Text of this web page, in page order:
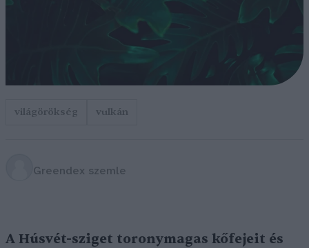
világörökség vulkán
Greendex szemle
A Húsvét-sziget toronymagas kőfejeit és